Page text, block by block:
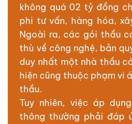
không quá 02 tỷ đồng
phi tư vấn, hàng hóa,
Ngoài ra, các gói thầu
thù về công nghệ, bản
duy nhất một nhà thầu
hiện cũng thuộc phạm vi
thầu.
Tuy nhiên, việc áp
thông thường phải đáp